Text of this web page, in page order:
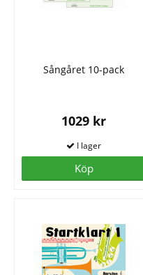
Sångåret 10-pack
1029 kr
Köp